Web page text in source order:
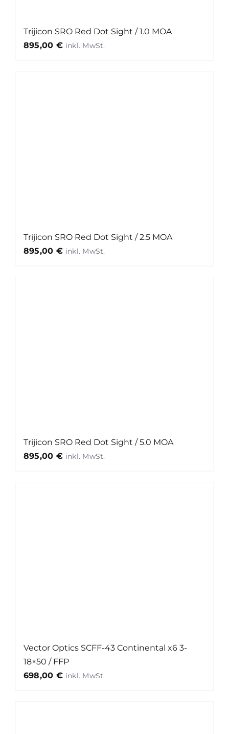
Trijicon SRO Red Dot Sight / 1.0 MOA
895,00 €
Trijicon SRO Red Dot Sight / 2.5 MOA
895,00 €
Trijicon SRO Red Dot Sight / 5.0 MOA
895,00 €
Vector Optics SCFF-43 Continental x6 3-
18×50 / FFP
698,00 €